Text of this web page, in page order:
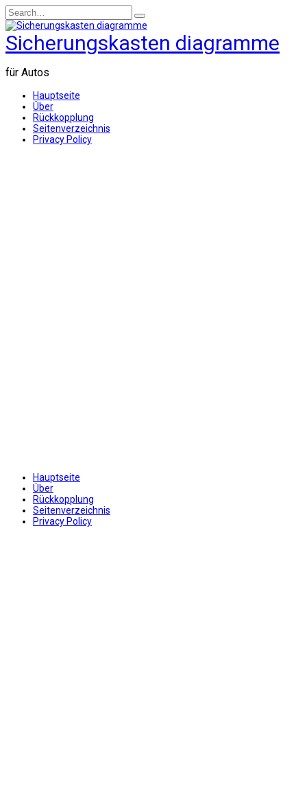
Skip
to
content
Search
for:
Sicherungskasten diagramme
für Autos
Hauptseite
Über
Rückkopplung
Seitenverzeichnis
Privacy Policy
Hauptseite
Über
Rückkopplung
Seitenverzeichnis
Privacy Policy